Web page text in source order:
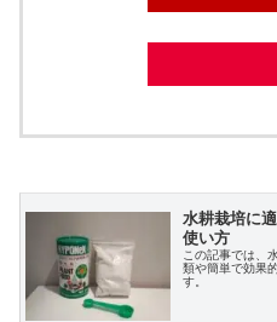
水耕栽培に
使い方
この記事では、
類や簡単で効果
す。